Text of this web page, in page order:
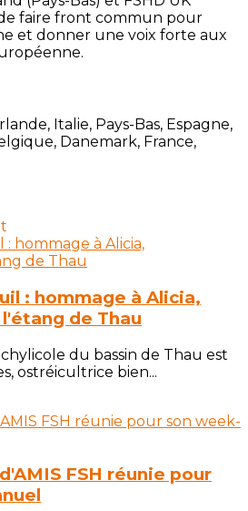
faire front commun pour
et donner une voix forte aux
Italie, Pays-Bas, Espagne,
Danemark, France,
: hommage à Alicia,
de Thau
du bassin de Thau est
ostréicultrice bien...
FSH réunie pour